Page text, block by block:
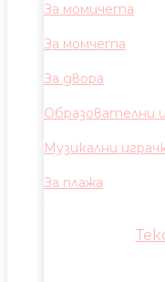
За момичета
За момчета
За двора
Образователни
Музикални
За плажа